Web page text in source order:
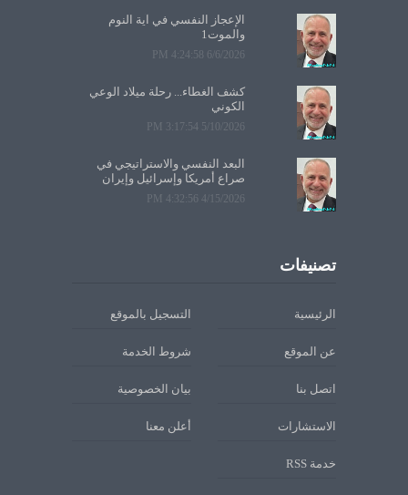
الإعجاز النفسي في آية النوم
والموت1
6/6/2026 4:24:58 PM
كشف الغطاء... رحلة ميلاد الوعي
الكوني
5/10/2026 3:17:54 PM
البعد النفسي والاستراتيجي في
صراع أمريكا وإسرائيل وإيران
4/15/2026 4:32:56 PM
تصنيفات
الرئيسية التسجيل بالموقع
عن الموقع شروط الخدمة
اتصل بنا بيان الخصوصية
الاستشارات أعلن معنا
خدمة RSS